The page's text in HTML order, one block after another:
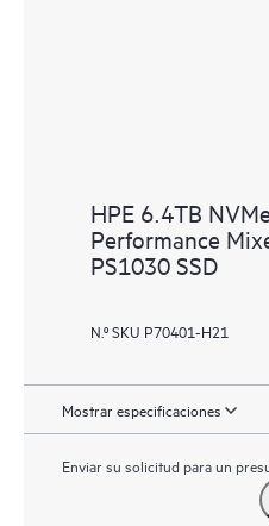
HPE 6.4TB
Performance
PS1030 SSD
N.º SKU P70401-H21
Mostrar especificaciones
Enviar su solicitud para un